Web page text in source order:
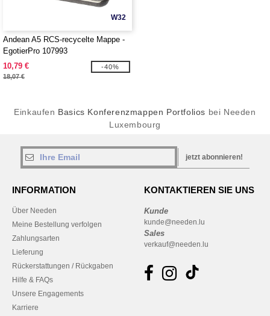
W32
Andean A5 RCS-recycelte Mappe -
EgotierPro 107993
10,79 €
18,07 €
-40%
Einkaufen Basics Konferenzmappen Portfolios bei Needen
Luxembourg
jetzt abonnieren!
INFORMATION
Über Needen
Meine Bestellung verfolgen
Zahlungsarten
Lieferung
Rückerstattungen / Rückgaben
Hilfe & FAQs
Unsere Engagements
Karriere
KONTAKTIEREN SIE UNS
Kunde
kunde@needen.lu
Sales
verkauf@needen.lu